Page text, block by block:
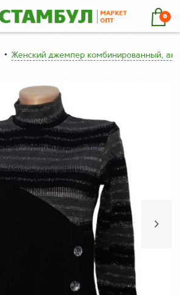
0
Женский джемпер комбинированный,